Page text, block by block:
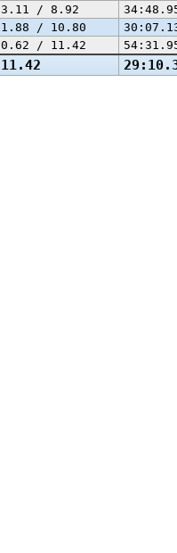
11.42
3.11 / 8.92
1.88 / 10.80
0.62 / 11.42